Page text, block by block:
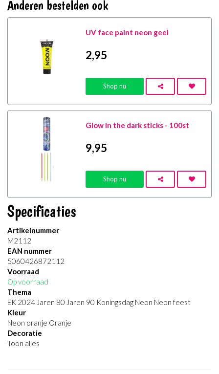
Anderen bestelden ook
UV face paint neon geel
2,95
Shop nu
Glow in the dark sticks - 100st
9,95
Shop nu
Specificaties
Artikelnummer
M2112
EAN nummer
5060426872112
Voorraad
Op voorraad
Thema
EK 2024 Jaren 80 Jaren 90 Koningsdag Neon Neon feest
Kleur
Neon oranje Oranje
Decoratie
Toon alles